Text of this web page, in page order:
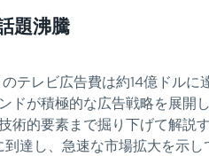
題沸騰
テレビ広告費は約14億ドル
ドが積極的な広告戦略を展
術的要素まで掘り下げて解
達し、急速な市場拡大を示